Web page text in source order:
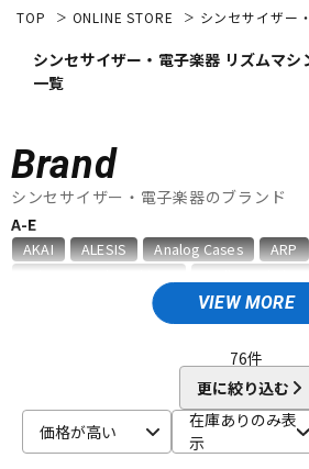
管楽器
TOP ONLINE STORE シンセサイザー
シンセサイザー・電子楽器 リズムマシ
一覧
Brand
シンセサイザー・電子楽器のブランド
VIEW MORE
A-E
AKAI ALESIS Analog Cases ARP
CASIO DATO
DEXIBELL DOEPFER
elektron
F-M
FLAME Gamechanger | Audio GATOR
76件
更に絞り込む
価格が高い
在庫ありのみ表
示